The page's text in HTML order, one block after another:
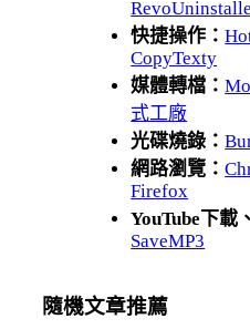
快捷操作：
CopyTexty
媒體轉檔：
式工廠
光碟燒錄：
網路瀏覽：
Firefox
YouTube下載
SaveMP3
隨機文章推薦